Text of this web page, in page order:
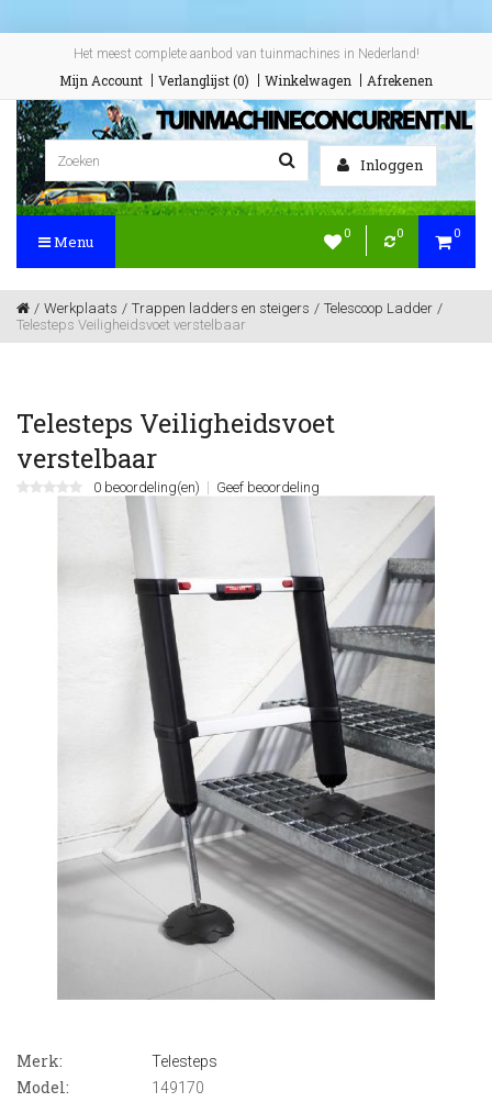
Het meest complete aanbod van tuinmachines in Nederland!
Mijn Account Verlanglijst (0) Winkelwagen Afrekenen
Inloggen
0 0 0
Menu
Werkplaats Trappen ladders en steigers
Telescoop Ladder
Telesteps Veiligheidsvoet verstelbaar
Telesteps Veiligheidsvoet
verstelbaar
0 beoordeling(en) Geef beoordeling
Merk: Telesteps
Model: 149170